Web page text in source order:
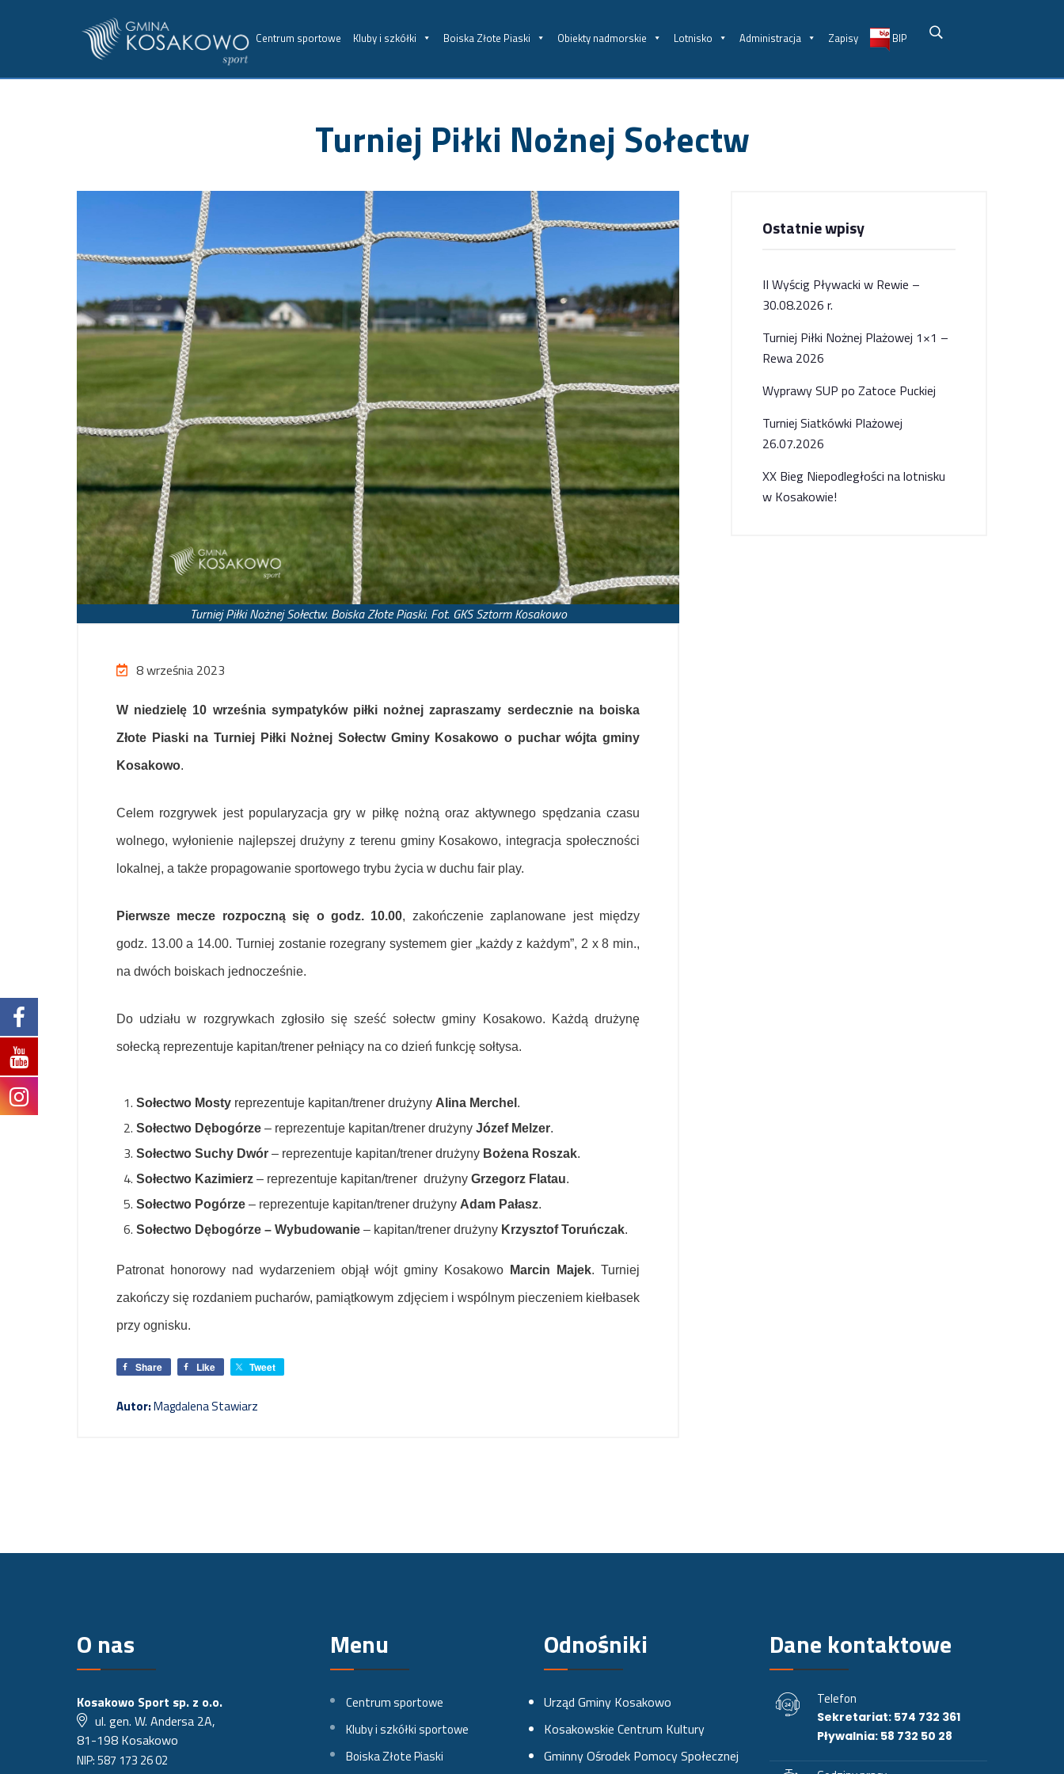
Centrum sportowe Kluby i szkółki Boiska Złote Piaski Obiekty nadmorskie Lotnisko Administracja Zapisy BIP
Turniej Piłki Nożnej Sołectw
Turniej Piłki Nożnej Sołectw. Boiska Złote Piaski. Fot. GKS Sztorm Kosakowo
8 września 2023
W niedzielę 10 września sympatyków piłki nożnej zapraszamy serdecznie na boiska
Złote Piaski na Turniej Piłki Nożnej Sołectw Gminy Kosakowo o puchar wójta gminy
Kosakowo.
Celem rozgrywek jest popularyzacja gry w piłkę nożną oraz aktywnego spędzania czasu
wolnego, wyłonienie najlepszej drużyny z terenu gminy Kosakowo, integracja społeczności
lokalnej, a także propagowanie sportowego trybu życia w duchu fair play.
Pierwsze mecze rozpoczną się o godz. 10.00, zakończenie zaplanowane jest między
godz. 13.00 a 14.00. Turniej zostanie rozegrany systemem gier „każdy z każdym”, 2 x 8 min.,
na dwóch boiskach jednocześnie.
Do udziału w rozgrywkach zgłosiło się sześć sołectw gminy Kosakowo. Każdą drużynę
sołecką reprezentuje kapitan/trener pełniący na co dzień funkcję sołtysa.
Sołectwo Mosty reprezentuje kapitan/trener drużyny Alina Merchel .
Sołectwo Dębogórze – reprezentuje kapitan/trener drużyny Józef Melzer.
Sołectwo Suchy Dwór – reprezentuje kapitan/trener drużyny Bożena Roszak.
Sołectwo Kazimierz – reprezentuje kapitan/trener drużyny Grzegorz Flatau.
Sołectwo Pogórze – reprezentuje kapitan/trener drużyny Adam Pałasz.
Sołectwo Dębogórze – Wybudowanie – kapitan/trener drużyny Krzysztof Toruńczak.
Patronat honorowy nad wydarzeniem objął wójt gminy Kosakowo Marcin Majek. Turniej
zakończy się rozdaniem pucharów, pamiątkowym zdjęciem i wspólnym pieczeniem kiełbasek
przy ognisku.
Share Like Tweet
Autor:Magdalena Stawiarz
Ostatnie wpisy
II Wyścig Pływacki w Rewie –
30.08.2026 r.
Turniej Piłki Nożnej Plażowej 1×1 –
Rewa 2026
Wyprawy SUP po Zatoce Puckiej
Turniej Siatkówki Plażowej
26.07.2026
XX Bieg Niepodległości na lotnisku
w Kosakowie!
O nas
Kosakowo Sport sp. z o.o.
ul. gen. W. Andersa 2A,
81-198 Kosakowo
NIP: 587 173 26 02
Menu
Centrum sportowe
Kluby i szkółki sportowe
Boiska Złote Piaski
Odnośniki
Urząd Gminy Kosakowo
Kosakowskie Centrum Kultury
Gminny Ośrodek Pomocy Społecznej
Dane kontaktowe
Telefon
Sekretariat: 574 732 361
Pływalnia: 58 732 50 28